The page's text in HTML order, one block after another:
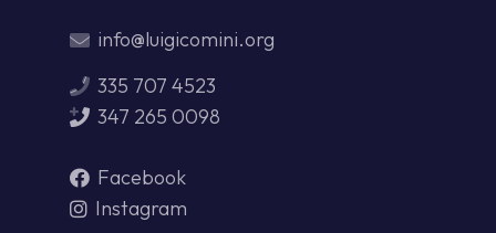
info@luigicomini.org
335 707 4523
347 265 0098
Facebook
Instagram